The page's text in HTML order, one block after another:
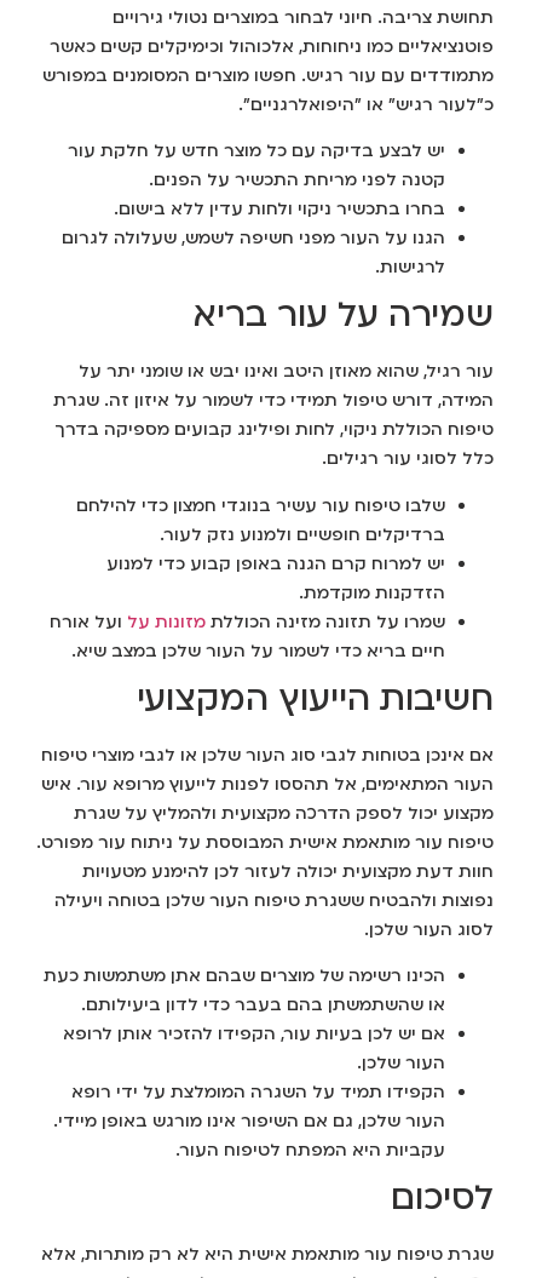
תחושת צריבה. חיוני לבחור במוצרים נטולי גירויים
פוטנציאליים כמו ניחוחות, אלכוהול וכימיקלים קשים כאשר
מתמודדים עם עור רגיש. חפשו מוצרים המסומנים במפורש
כ"לעור רגיש" או "היפואלרגניים".
יש לבצע בדיקה עם כל מוצר חדש על חלקת עור
קטנה לפני מריחת התכשיר על הפנים.
בחרו בתכשיר ניקוי ולחות עדין ללא בישום.
הגנו על העור מפני חשיפה לשמש, שעלולה לגרום
לרגישות.
שמירה על עור בריא
עור רגיל, שהוא מאוזן היטב ואינו יבש או שומני יתר על
המידה, דורש טיפול תמידי כדי לשמור על איזון זה. שגרת
טיפוח הכוללת ניקוי, לחות ופילינג קבועים מספיקה בדרך
כלל לסוגי עור רגילים.
שלבו טיפוח עור עשיר בנוגדי חמצון כדי להילחם
ברדיקלים חופשיים ולמנוע נזק לעור.
יש למרוח קרם הגנה באופן קבוע כדי למנוע
הזדקנות מוקדמת.
שמרו על תזונה מזינה הכוללתמזונות עלועל אורח
חיים בריא כדי לשמור על העור שלכן במצב שיא.
חשיבות הייעוץ המקצועי
אם אינכן בטוחות לגבי סוג העור שלכן או לגבי מוצרי טיפוח
העור המתאימים, אל תהססו לפנות לייעוץ מרופא עור. איש
מקצוע יכול לספק הדרכה מקצועית ולהמליץ על שגרת
טיפוח עור מותאמת אישית המבוססת על ניתוח עור מפורט.
חוות דעת מקצועית יכולה לעזור לכן להימנע מטעויות
נפוצות ולהבטיח ששגרת טיפוח העור שלכן בטוחה ויעילה
לסוג העור שלכן.
הכינו רשימה של מוצרים שבהם אתן משתמשות כעת
או שהשתמשתן בהם בעבר כדי לדון ביעילותם.
אם יש לכן בעיות עור, הקפידו להזכיר אותן לרופא
העור שלכן.
הקפידו תמיד על השגרה המומלצת על ידי רופא
העור שלכן, גם אם השיפור אינו מורגש באופן מיידי.
עקביות היא המפתח לטיפוח העור.
לסיכום
שגרת טיפוח עור מותאמת אישית היא לא רק מותרות, אלא